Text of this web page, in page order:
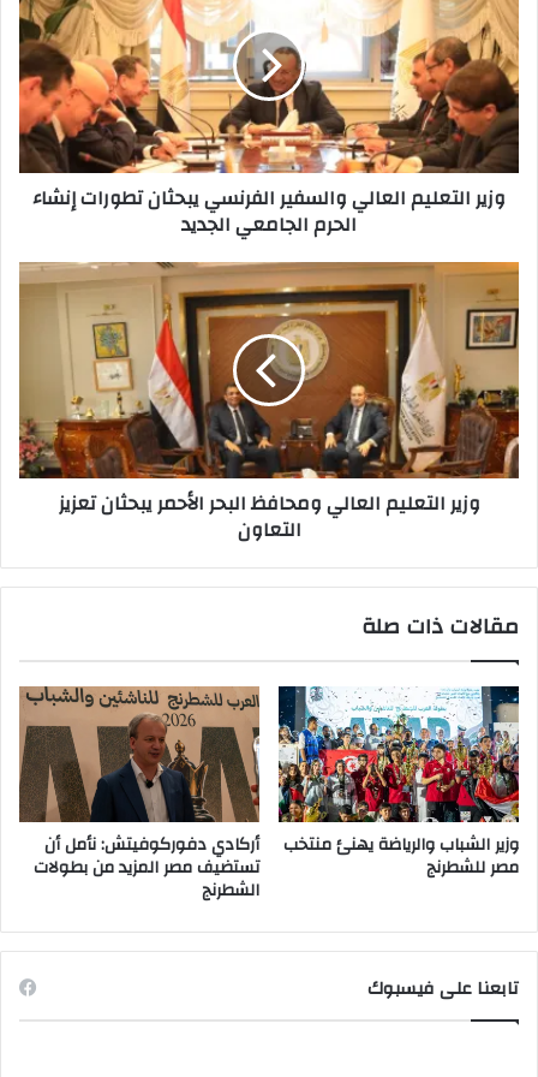
العالي
والسفير
الفرنسي
يبحثان
تطورات
إنشاء
الحرم
الجامعي
وزير التعليم العالي والسفير الفرنسي يبحثان تطورات إنشاء
الحرم الجامعي الجديد
وزير
التعليم
العالي
ومحافظ
الأحمر
يبحثان
تعزيز
التعاون
وزير التعليم العالي ومحافظ البحر الأحمر يبحثان تعزيز
التعاون
مقالات ذات صلة
وزير الشباب والرياضة يهنئ منتخب
مصر للشطرنج
أركادي دفوركوفيتش: نأمل أن
تستضيف مصر المزيد من بطولات
الشطرنج
تابعنا على فيسبوك